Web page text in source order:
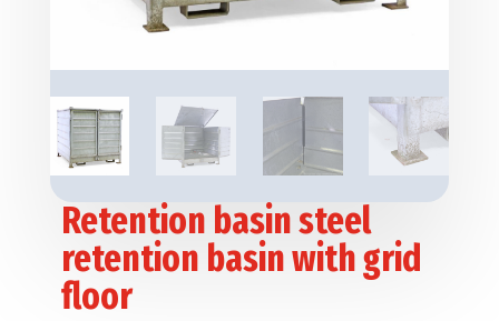
Retention basin steel
retention basin with grid
floor